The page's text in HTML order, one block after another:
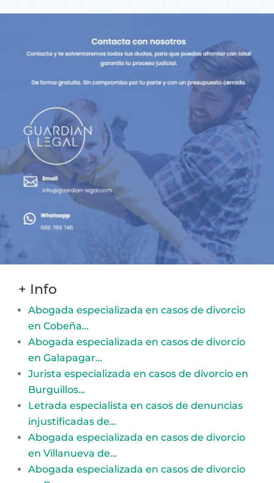
+ Info
Abogada especializada en casos de divorcio
en Cobeña…
Abogada especializada en casos de divorcio
en Galapagar…
Jurista especializada en casos de divorcio en
Burguillos…
Letrada especialista en casos de denuncias
injustificadas de…
Abogada especializada en casos de divorcio
en Villanueva de…
Abogada especializada en casos de divorcio